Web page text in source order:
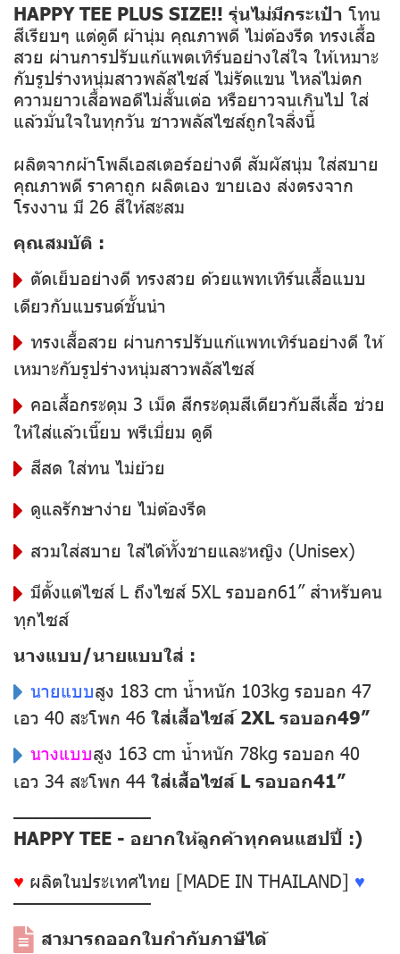
HAPPY TEE PLUS SIZE!! รุ่นไม่มีกระเป๋า โทน
สีเรียบๆ แต่ดูดี ผ้านุ่ม คุณภาพดี ไม่ต้องรีด ทรงเสื้อ
สวย ผ่านการปรับแก้แพตเทิร์นอย่างใส่ใจ ให้เหมาะ
กับรูปร่างหนุ่มสาวพลัสไซส์ ไม่รัดแขน ไหล่ไม่ตก
ความยาวเสื้อพอดีไม่สั้นเต่อ หรือยาวจนเกินไป ใส่
แล้วมั่นใจในทุกวัน ชาวพลัสไซส์ถูกใจสิ่งนี้
ผลิตจากผ้าโพลีเอสเตอร์อย่างดี สัมผัสนุ่ม ใส่สบาย
คุณภาพดี ราคาถูก ผลิตเอง ขายเอง ส่งตรงจาก
โรงงาน มี 26 สีให้สะสม
คุณสมบัติ :
ตัดเย็บอย่างดี ทรงสวย ด้วยแพทเทิร์นเสื้อแบบ
เดียวกับแบรนด์ชั้นนำ
ทรงเสื้อสวย ผ่านการปรับแก้แพทเทิร์นอย่างดี ให้
เหมาะกับรูปร่างหนุ่มสาวพลัสไซส์
คอเสื้อกระดุม 3 เม็ด สีกระดุมสีเดียวกับสีเสื้อ ช่วย
ให้ใส่แล้วเนี๊ยบ พรีเมี่ยม ดูดี
สีสด ใส่ทน ไม่ย้วย
ดูแลรักษาง่าย ไม่ต้องรีด
สวมใส่สบาย ใส่ได้ทั้งชายและหญิง (Unisex)
มีตั้งแต่ไซส์ L ถึงไซส์ 5XL รอบอก61” สำหรับคน
ทุกไซส์
นางแบบ/นายแบบใส่ :
นายแบบสูง 183 cm น้ำหนัก 103kg รอบอก 47
เอว 40 สะโพก 46 ใส่เสื้อไซส์ 2XL รอบอก49”
นางแบบสูง 163 cm น้ำหนัก 78kg รอบอก 40
เอว 34 สะโพก 44 ใส่เสื้อไซส์ L รอบอก41”
––––––––––––––
HAPPY TEE - อยากให้ลูกค้าทุกคนแฮปปี้ :)
♥ ผลิตในประเทศไทย [MADE IN THAILAND] ♥
––––––––––––––
สามารถออกใบกำกับภาษีได้